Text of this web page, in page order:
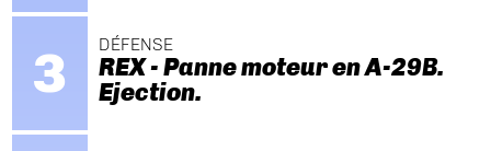
DÉFENSE
REX - Panne moteur en A-29B.
Ejection.